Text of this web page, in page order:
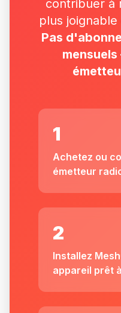
contribuer à
plus
Pas
1
Achetez ou
émetteur
2
Installez
appareil prêt